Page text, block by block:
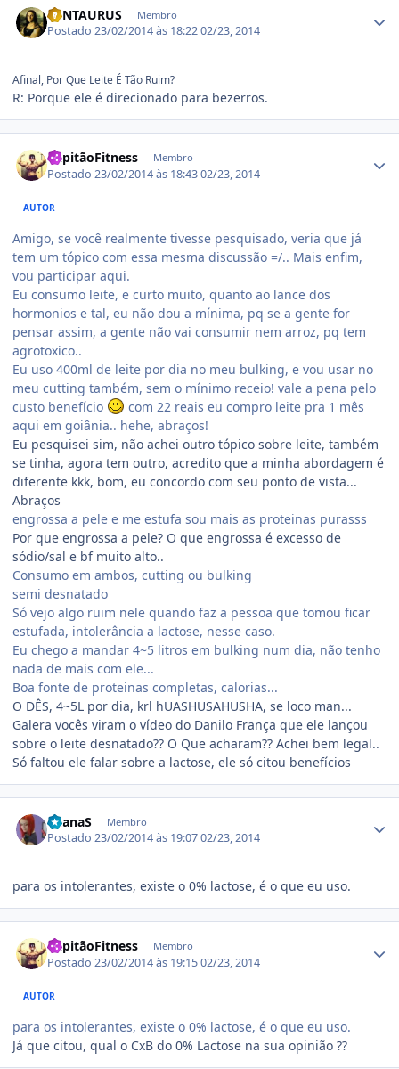
KENTAURUS Membro
Postado23/02/2014 às 18:2202/23, 2014
Afinal, Por Que Leite É Tão Ruim?
R: Porque ele é direcionado para bezerros.
CapitãoFitness Membro
Postado23/02/2014 às 18:4302/23, 2014
AUTOR
Amigo, se você realmente tivesse pesquisado, veria que já
tem um tópico com essa mesma discussão =/.. Mais enfim,
vou participar aqui.
Eu consumo leite, e curto muito, quanto ao lance dos
hormonios e tal, eu não dou a mínima, pq se a gente for
pensar assim, a gente não vai consumir nem arroz, pq tem
agrotoxico..
Eu uso 400ml de leite por dia no meu bulking, e vou usar no
meu cutting também, sem o mínimo receio! vale a pena pelo
custo benefício
com 22 reais eu compro leite pra 1 mês
aqui em goiânia.. hehe, abraços!
Eu pesquisei sim, não achei outro tópico sobre leite, também
se tinha, agora tem outro, acredito que a minha abordagem é
diferente kkk, bom, eu concordo com seu ponto de vista...
Abraços
engrossa a pele e me estufa sou mais as proteinas purasss
Por que engrossa a pele? O que engrossa é excesso de
sódio/sal e bf muito alto..
Consumo em ambos, cutting ou bulking
semi desnatado
Só vejo algo ruim nele quando faz a pessoa que tomou ficar
estufada, intolerância a lactose, nesse caso.
Eu chego a mandar 4~5 litros em bulking num dia, não tenho
nada de mais com ele...
Boa fonte de proteinas completas, calorias...
O DÊS, 4~5L por dia, krl hUASHUSAHUSHA, se loco man...
Galera vocês viram o vídeo do Danilo França que ele lançou
sobre o leite desnatado?? O Que acharam?? Achei bem legal..
Só faltou ele falar sobre a lactose, ele só citou benefícios
LuanaS Membro
Postado23/02/2014 às 19:0702/23, 2014
para os intolerantes, existe o 0% lactose, é o que eu uso.
CapitãoFitness Membro
Postado23/02/2014 às 19:1502/23, 2014
AUTOR
para os intolerantes, existe o 0% lactose, é o que eu uso.
Já que citou, qual o CxB do 0% Lactose na sua opinião ??